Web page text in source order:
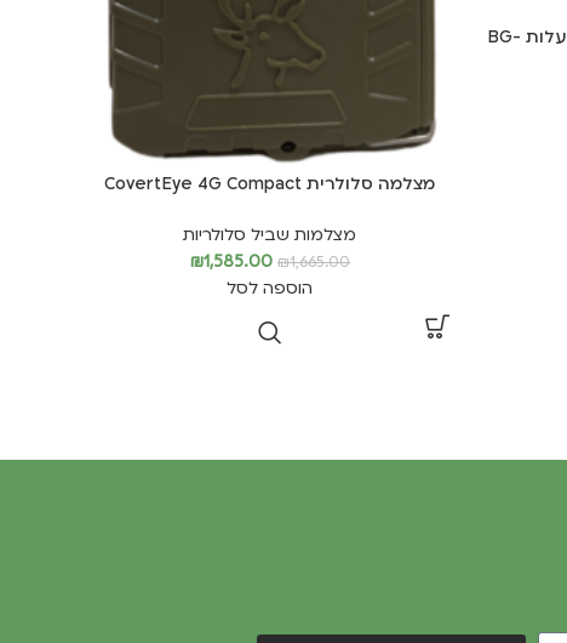
מצלמת שביל עדשה רחבה 110 מעלות BG-
מצלמה סלולרית CovertEye 4G Compact
מצלמות שביל סלולריות
₪1,665.00
₪1,585.00
הוספה לסל